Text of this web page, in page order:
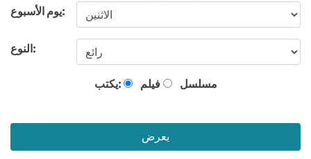
يوم الأسبوع:
النوع:
يكتب: فيلم مسلسل
يعرض